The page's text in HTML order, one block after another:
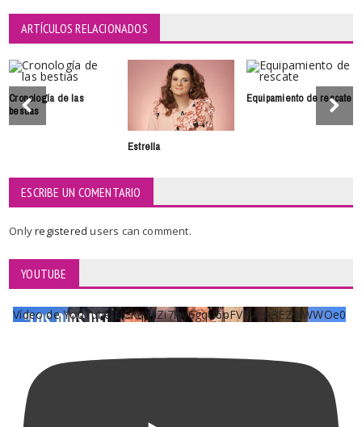
ARTÍCULOS RELACIONADOS
Cronología de las
bestias
Estrella
Equipamiento de rescate
ESCRIBE UN COMENTARIO
Onlyregisteredusers can comment.
YOUTUBE
Vídeo de YouTube UCKqYjiZi7lzy6gqU6pFVFiA_A3EZ9JWWOe0